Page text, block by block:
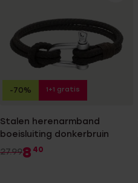
Stalen herenarmband
boeisluiting donkerbruin
27.998 40
-70% 1+1 gratis